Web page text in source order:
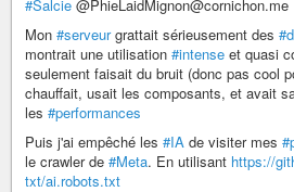
#Salcie @PhieLaidMignon@cornichon.me
Mon #serveurgrattait sérieusement des
montrait une utilisation #intense et quasi
seulement faisait du bruit (donc pas cool
chauffait, usait les composants, et avait
les #performances
Puis j'ai empêché les #IA de visiter mes
le crawler de #Meta. En utilisant https://
txt/ai.robots.txt